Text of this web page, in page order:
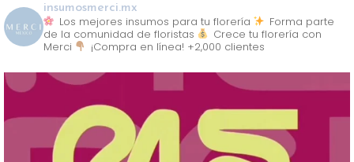
insumosmerci.mx
Los mejores insumos para tu florería
Forma parte
de la comunidad de floristas
Crece tu florería con
Merci
¡Compra en línea! +2,000 clientes